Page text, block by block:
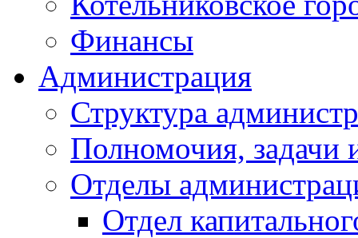
Финансы
Администрация
Структура
Полномочия, задачи
Отделы
Отдел